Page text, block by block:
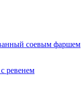
соевым фаршем
ревенем